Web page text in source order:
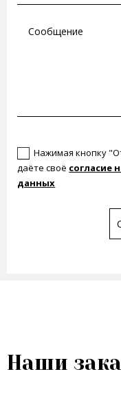
Нажимая кнопку
даёте своё согласие
данных
Наши